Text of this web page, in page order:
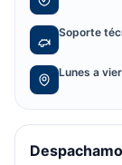
Soporte
Lunes a